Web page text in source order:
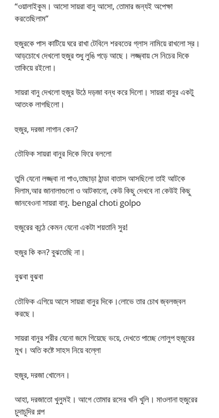
“ওয়ালাইকুম। আসো সায়রা বানু আসো, তোমার জন্যই অপেক্ষা
করতেছিলাম”
হুজুরকে পাস কাটিয়ে ঘরে রাখা টেবিলে শরবতের গ্লাস নামিয়ে রাখলো স্র।
আড়চোখে দেখলো হুজুর শুধু লুঙি পড়ে আছে। লজ্জ্বায় সে নিচের দিকে
তাকিয়ে রইলো।
সায়রা বানু দেখলো হুজুর উঠে দড়জা বন্ধ করে দিলো। সায়রা বানুর একটু
আতংক লাগছিলো।
হুজুর, দরজা লাগান কেন?
তৌফিক সায়রা বানুর দিকে ফিরে বললো
তুমি যেনো লজ্জ্বা না পাও,তাছাড়া ঠান্ডা বাতাস আসছিলো তাই আটকে
দিলাম,আর জানালাগুলো ও আটকানো, কেউ কিছু দেখবে না কেউই কিছু
জানবেওনা সায়রা বানু. bengal choti golpo
হুজুরের কন্ঠে কেমন যেনো একটা শয়তানি সুর!
হুজুর কি কন? বুঝতেছি না।
বুঝবা বুঝবা
তৌফিক এগিয়ে আসে সায়রা বানুর দিকে।লোভে তার চোখ জ্বলজ্বল
করছে।
সায়রা বানুর শরীর যেনো জমে গিয়েছে ভয়ে, দেখতে পাচ্ছে লোলুপ হুজুরের
মুখ। অতি কষ্টে সাহস নিয়ে বল্লো
হুজুর, দরজা খোলেন।
আহা, দরজাতো খুলুমই। আগে তোমার রসের খনি খুলি। মাওলানা হুজুরের
চুদাচুদির গল্প